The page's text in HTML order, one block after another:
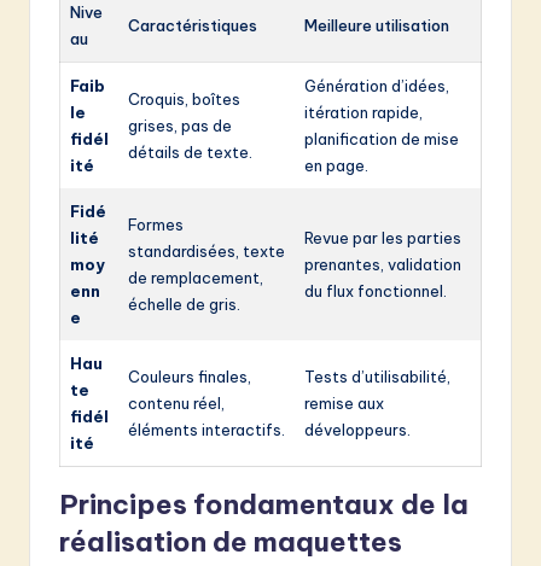
Nive
au
Caractéristiques Meilleure utilisation
Faib
le
fidél
ité
Croquis, boîtes
grises, pas de
détails de texte.
Génération d’idées,
itération rapide,
planification de mise
en page.
Fidé
lité
moy
enn
e
Formes
standardisées, texte
de remplacement,
échelle de gris.
Revue par les parties
prenantes, validation
du flux fonctionnel.
Hau
te
fidél
ité
Couleurs finales,
contenu réel,
éléments interactifs.
Tests d’utilisabilité,
remise aux
développeurs.
Principes fondamentaux de la
réalisation de maquettes